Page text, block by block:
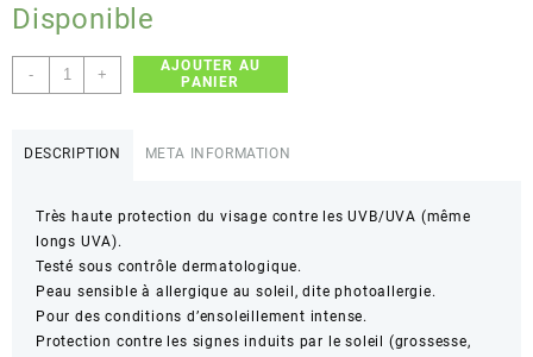
Disponible
-
quantité
de
Teinté
Dry
Touch
Gel-
Cream
Anti-
+
AJOUTER AU
PANIER
DESCRIPTION META INFORMATION
Très haute protection du visage contre les UVB/UVA (même
longs UVA).
Testé sous contrôle dermatologique.
Peau sensible à allergique au soleil, dite photoallergie.
Pour des conditions d’ensoleillement intense.
Protection contre les signes induits par le soleil (grossesse,